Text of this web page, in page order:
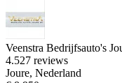
Veenstra Bedrijfsauto's
4.527 reviews
Joure, Nederland